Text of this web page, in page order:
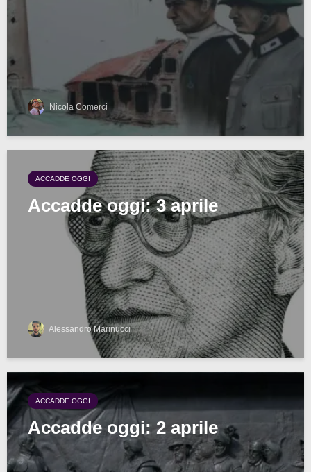
Nicola Comerci
ACCADDE OGGI
Accadde oggi: 3 aprile
Alessandro Marinucci
ACCADDE OGGI
Accadde oggi: 2 aprile